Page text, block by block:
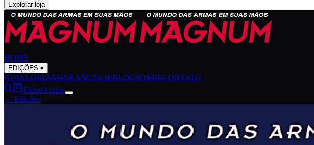
Explorar loja
HOME
EDIÇÕES ▾
GUIALOJAASSINEANUNCIEBLOGSOBRECONTATO
EntrarAssine
← Edições